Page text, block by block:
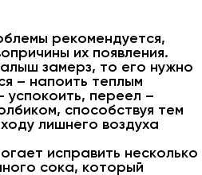
рекомендуется,
их появления.
замерз, то его нужно
– напоить теплым
успокоить, переел –
способствуя тем
лишнего воздуха
исправить несколько
сока, который